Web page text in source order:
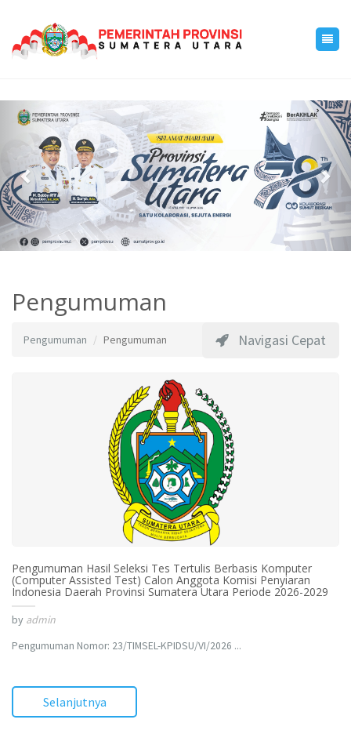
Previous
Pengumuman
Navigasi Cepat
Pengumuman Pengumuman
Pengumuman Hasil Seleksi Tes Tertulis Berbasis Komputer
(Computer Assisted Test) Calon Anggota Komisi Penyiaran
Indonesia Daerah Provinsi Sumatera Utara Periode 2026-2029
by admin
Pengumuman Nomor: 23/TIMSEL-KPIDSU/VI/2026 ...
Selanjutnya